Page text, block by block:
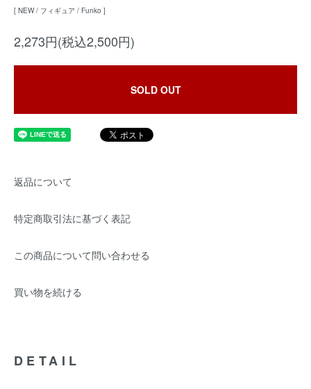
[ NEW / フィギュア / Funko ]
2,273円(税込2,500円)
SOLD OUT
返品について
特定商取引法に基づく表記
この商品について問い合わせる
買い物を続ける
DETAIL